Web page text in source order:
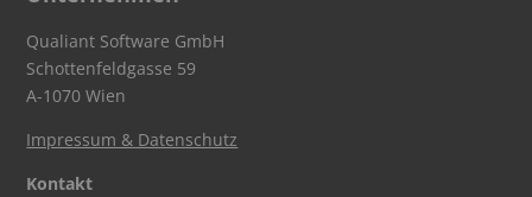
Qualiant Software GmbH
Schottenfeldgasse 59
A-1070 Wien
Impressum & Datenschutz
Kontakt